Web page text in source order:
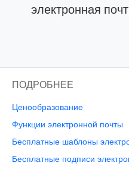
электронная
ПОДРОБНЕЕ
Ценообразование
Функции электронной почты
Бесплатные шаблоны
Бесплатные подписи